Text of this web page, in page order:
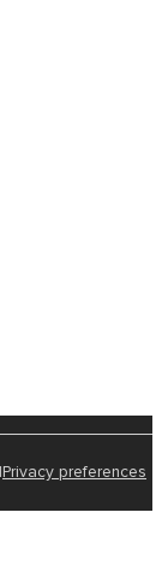
Privacy preferences